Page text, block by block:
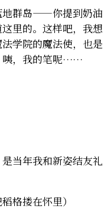
地群岛——你提到奶油
里的。这样吧，我想
学院的魔法使，也是
咦，我的笔呢……
当年我和新姿结友礼
格搂在怀里）